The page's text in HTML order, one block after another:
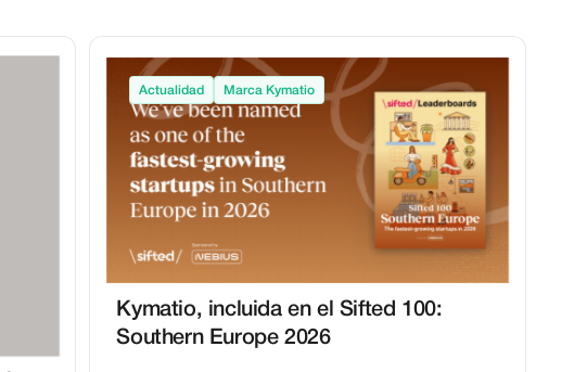
Actualidad Marca Kymatio
Kymatio, incluida en el Sifted 100:
Southern Europe 2026